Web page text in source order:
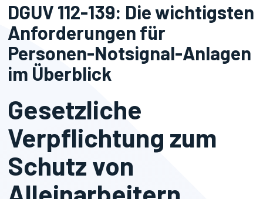
DGUV 112-139: Die wichtigsten
Anforderungen für
Personen-Notsignal-Anlagen
im Überblick
Gesetzliche
Verpflichtung zum
Schutz von